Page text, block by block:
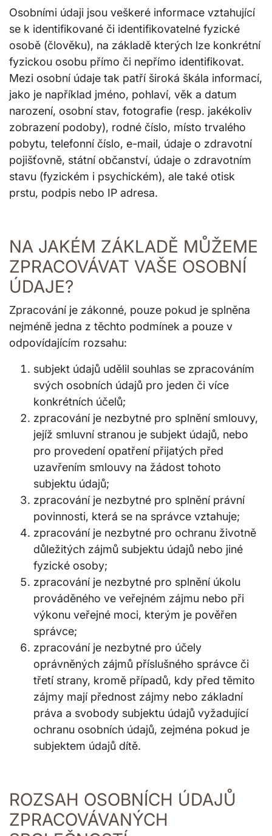
Osobními údaji jsou veškeré informace vztahující
se k identifikované či identifikovatelné fyzické
osobě (člověku), na základě kterých lze konkrétní
fyzickou osobu přímo či nepřímo identifikovat.
Mezi osobní údaje tak patří široká škála informací,
jako je například jméno, pohlaví, věk a datum
narození, osobní stav, fotografie (resp. jakékoliv
zobrazení podoby), rodné číslo, místo trvalého
pobytu, telefonní číslo, e-mail, údaje o zdravotní
pojišťovně, státní občanství, údaje o zdravotním
stavu (fyzickém i psychickém), ale také otisk
prstu, podpis nebo IP adresa.
NA JAKÉM ZÁKLADĚ MŮŽEME
ZPRACOVÁVAT VAŠE OSOBNÍ
ÚDAJE?
Zpracování je zákonné, pouze pokud je splněna
nejméně jedna z těchto podmínek a pouze v
odpovídajícím rozsahu:
subjekt údajů udělil souhlas se zpracováním
svých osobních údajů pro jeden či více
konkrétních účelů;
zpracování je nezbytné pro splnění smlouvy,
jejíž smluvní stranou je subjekt údajů, nebo
pro provedení opatření přijatých před
uzavřením smlouvy na žádost tohoto
subjektu údajů;
zpracování je nezbytné pro splnění právní
povinnosti, která se na správce vztahuje;
zpracování je nezbytné pro ochranu životně
důležitých zájmů subjektu údajů nebo jiné
fyzické osoby;
zpracování je nezbytné pro splnění úkolu
prováděného ve veřejném zájmu nebo při
výkonu veřejné moci, kterým je pověřen
správce;
zpracování je nezbytné pro účely
oprávněných zájmů příslušného správce či
třetí strany, kromě případů, kdy před těmito
zájmy mají přednost zájmy nebo základní
práva a svobody subjektu údajů vyžadující
ochranu osobních údajů, zejména pokud je
subjektem údajů dítě.
ROZSAH OSOBNÍCH ÚDAJŮ
ZPRACOVÁVANÝCH